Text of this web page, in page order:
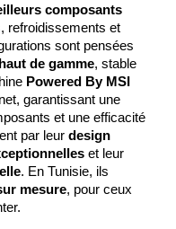
composants
refroidissements et
sont pensées
de gamme, stable
Powered By MSI
garantissant une
et une efficacité
par leur design
. En Tunisie, ils
mesure, pour ceux